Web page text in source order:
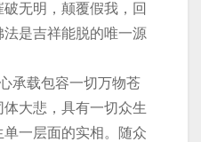
无明，颠覆假我，回
是吉祥能脱的唯一源
承载包容一切万物苍
大悲，具有一切众生
一层面的实相。随众